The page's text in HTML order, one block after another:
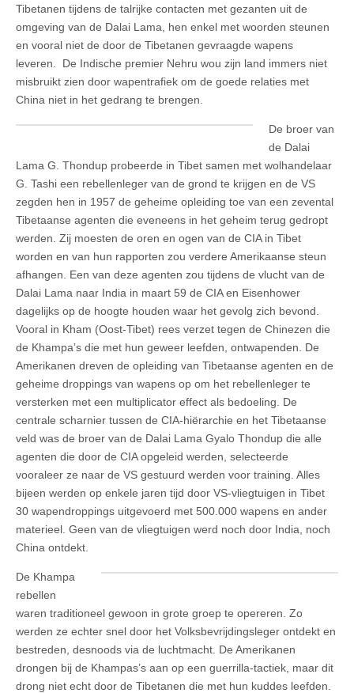
Tibetanen tijdens de talrijke contacten met gezanten uit de
omgeving van de Dalai Lama, hen enkel met woorden steunen
en vooral niet de door de Tibetanen gevraagde wapens
leveren. De Indische premier Nehru wou zijn land immers niet
misbruikt zien door wapentrafiek om de goede relaties met
China niet in het gedrang te brengen.
De broer van
de Dalai
Lama G. Thondup probeerde in Tibet samen met wolhandelaar
G. Tashi een rebellenleger van de grond te krijgen en de VS
zegden hen in 1957 de geheime opleiding toe van een zevental
Tibetaanse agenten die eveneens in het geheim terug gedropt
werden. Zij moesten de oren en ogen van de CIA in Tibet
worden en van hun rapporten zou verdere Amerikaanse steun
afhangen. Een van deze agenten zou tijdens de vlucht van de
Dalai Lama naar India in maart 59 de CIA en Eisenhower
dagelijks op de hoogte houden waar het gevolg zich bevond.
Vooral in Kham (Oost-Tibet) rees verzet tegen de Chinezen die
de Khampa’s die met hun geweer leefden, ontwapenden. De
Amerikanen dreven de opleiding van Tibetaanse agenten en de
geheime droppings van wapens op om het rebellenleger te
versterken met een multiplicator effect als bedoeling. De
centrale scharnier tussen de CIA-hiërarchie en het Tibetaanse
veld was de broer van de Dalai Lama Gyalo Thondup die alle
agenten die door de CIA opgeleid werden, selecteerde
vooraleer ze naar de VS gestuurd werden voor training. Alles
bijeen werden op enkele jaren tijd door VS-vliegtuigen in Tibet
30 wapendroppings uitgevoerd met 500.000 wapens en ander
materieel. Geen van de vliegtuigen werd noch door India, noch
China ontdekt.
De Khampa
rebellen
waren traditioneel gewoon in grote groep te opereren. Zo
werden ze echter snel door het Volksbevrijdingsleger ontdekt en
bestreden, desnoods via de luchtmacht. De Amerikanen
drongen bij de Khampas’s aan op een guerrilla-tactiek, maar dit
drong niet echt door de Tibetanen die met hun kuddes leefden.